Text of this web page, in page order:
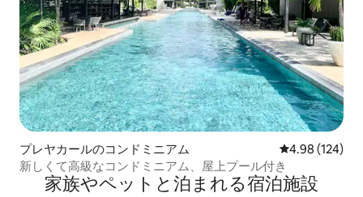
プレヤカールのコンドミニアム レビュー124
4.98 (124)
新しくて高級なコンドミニアム、屋上プール付き
家族やペットと泊まれる宿泊施設